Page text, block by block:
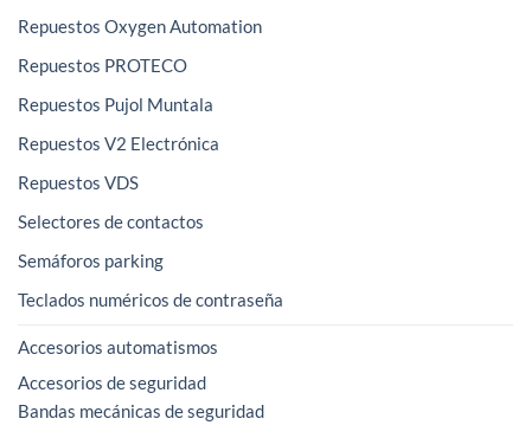
Repuestos Oxygen Automation
Repuestos PROTECO
Repuestos Pujol Muntala
Repuestos V2 Electrónica
Repuestos VDS
Selectores de contactos
Semáforos parking
Teclados numéricos de contraseña
Accesorios automatismos
Accesorios de seguridad
Bandas mecánicas de seguridad